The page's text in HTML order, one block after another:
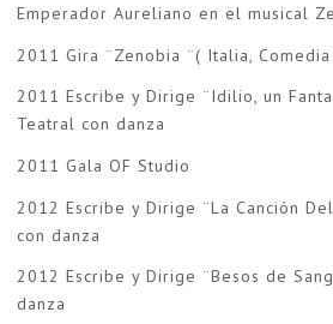
Emperador Aureliano en el musical
2011 Gira ¨Zenobia ¨( Italia,
2011 Escribe y Dirige ¨Idilio, un
Teatral con danza
2011 Gala OF Studio
2012 Escribe y Dirige ¨La Canción
con danza
2012 Escribe y Dirige ¨Besos de
danza